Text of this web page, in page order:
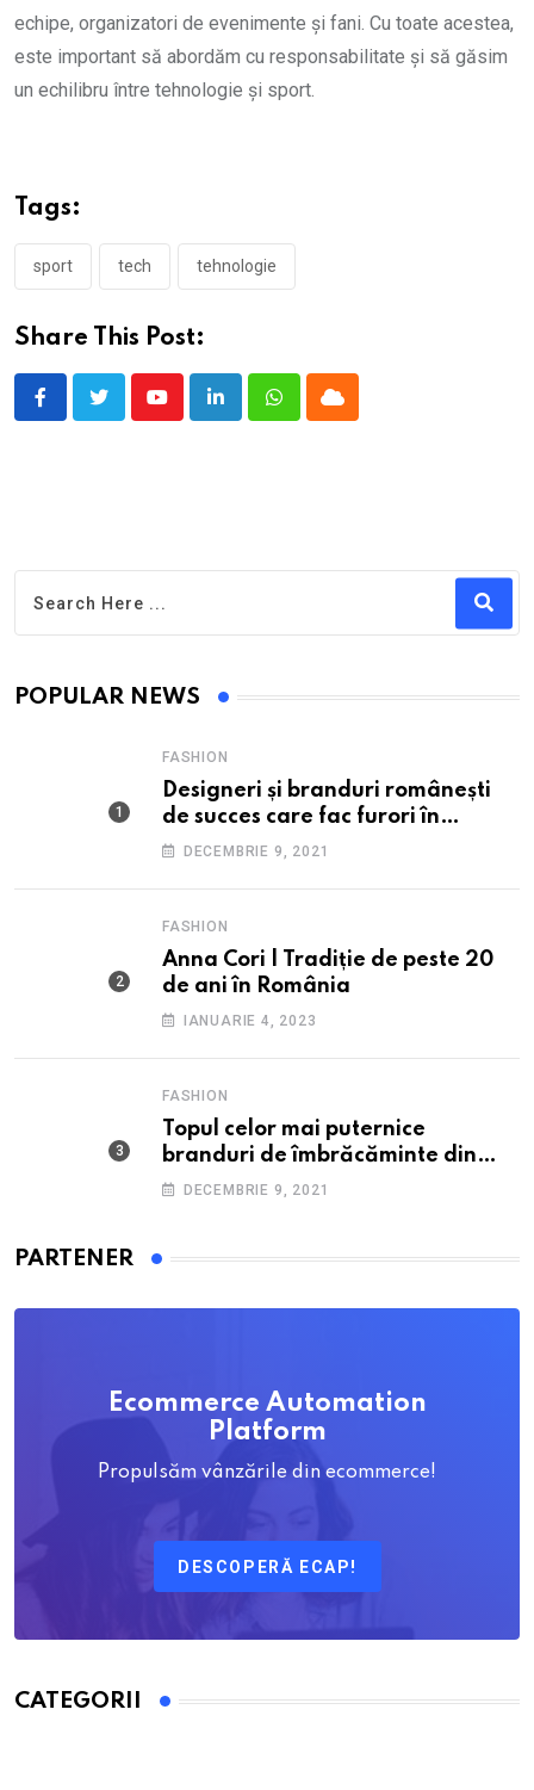
echipe, organizatori de evenimente și fani. Cu toate acestea,
este important să abordăm cu responsabilitate și să găsim
un echilibru între tehnologie și sport.
Tags:
sport tech tehnologie
Share This Post:
YoutubeLinkedInWhatsappCloud
POPULAR NEWS
FASHION
Designeri și branduri românești
de succes care fac furori în
străinătate.
DECEMBRIE 9, 2021
FASHION
Anna Cori | Tradiție de peste 20
de ani în România
IANUARIE 4, 2023
FASHION
Topul celor mai puternice
branduri de îmbrăcăminte din
România: O incursiune în
DECEMBRIE 9, 2021
PARTENER
Ecommerce Automation
Platform
Propulsăm vânzările din ecommerce!
DESCOPERĂ ECAP!
CATEGORII